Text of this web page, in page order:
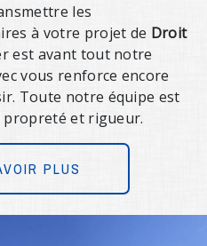
les
à votre projet de Droit
est avant tout notre
vous renforce encore
Toute notre équipe est
propreté et rigueur.
PLUS